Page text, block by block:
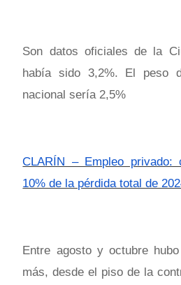
Son datos oficiales de la
había sido 3,2%. El peso
nacional sería 2,5%
CLARÍN – Empleo
10% de la pérdida total de
Entre agosto y octubre
más, desde el piso de la